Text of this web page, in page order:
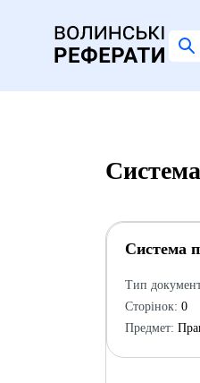
Система
Тип
Сторінок: 0
Предмет: